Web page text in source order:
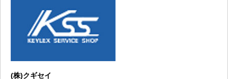
(株)クギセイ